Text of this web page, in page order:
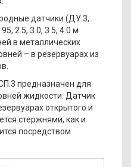
датчики (ДУ.3,
2.5, 3.0, 3.5, 4.0 м
в металлических
– в резервуарах из
предназначен для
жидкости. Датчик
открытого и
стержнями, как и
посредством